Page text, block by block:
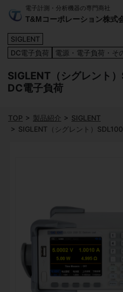
電子計測・分析機器の専門商社
T&Mコーポレーション株式
SIGLENT
DC電子負荷
電源・電子負荷・そ
SIGLENT（シグレント
DC電子負荷
TOP 製品紹介
SIGLENT
SIGLENT（シグレント）